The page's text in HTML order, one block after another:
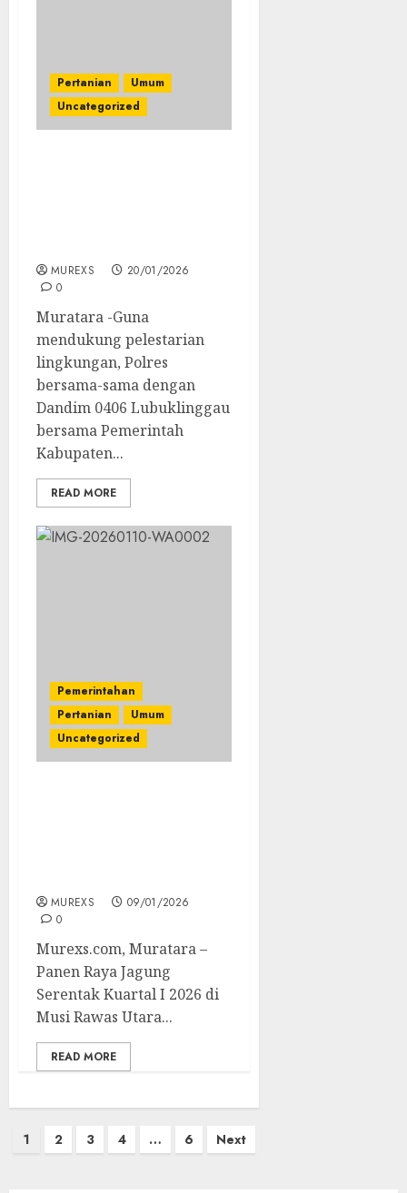
Pertanian
Umum
Uncategorized
MUREXS
20/01/2026
0
Muratara -Guna
mendukung pelestarian
lingkungan, Polres
bersama-sama dengan
Dandim 0406 Lubuklinggau
bersama Pemerintah
Kabupaten...
READ MORE
Pemerintahan
Pertanian
Umum
Uncategorized
MUREXS
09/01/2026
0
Murexs.com, Muratara –
Panen Raya Jagung
Serentak Kuartal I 2026 di
Musi Rawas Utara...
READ MORE
Paginasi
1 2 3 4 … 6 Next